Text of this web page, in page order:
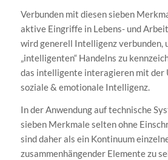
Verbunden mit diesen sieben
aktive Eingriffe in Lebens- und
wird generell Intelligenz verbunden,
„intelligenten“ Handelns zu
das intelligente interagieren mit der
soziale & emotionale Intelligenz.
In der Anwendung auf technische
sieben Merkmale selten ohne
sind daher als ein Kontinuum
zusammenhängender Elemente zu